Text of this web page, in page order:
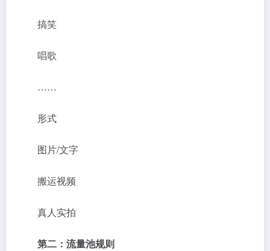
搞笑
唱歌
……
形式
图片/文字
搬运视频
真人实拍
第二： 流量池规则